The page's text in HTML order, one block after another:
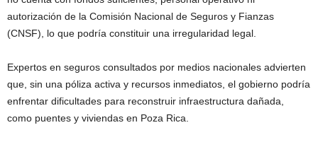
autorización de la Comisión Nacional de Seguros y Fianzas
(CNSF), lo que podría constituir una irregularidad legal.
Expertos en seguros consultados por medios nacionales advierten
que, sin una póliza activa y recursos inmediatos, el gobierno podría
enfrentar dificultades para reconstruir infraestructura dañada,
como puentes y viviendas en Poza Rica.